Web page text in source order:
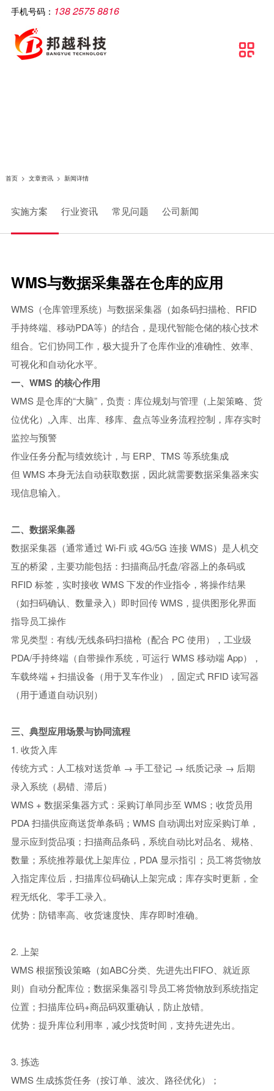
手机号码： 138 2575 8816
公司简介
关于邦越
智慧工厂
智慧工厂理论介绍
解决方案
制造执行系统解决方案
软件产品
移动生产报工系统
中小型企业MES系统
智能制造mes执行系统
车间生产管理MES系统
相关产品
智能打印机
服务支持
服务支持
文章资讯
实施方案
联系我们
联系方式

首页 > 文章资讯 > 新闻详情
实施方案 行业资讯 常见问题 公司新闻
WMS与数据采集器在仓库的应用
WMS（仓库管理系统）与数据采集器（如条码扫描枪、RFID
手持终端、移动PDA等）的结合，是现代智能仓储的核心技术
组合。它们协同工作，极大提升了仓库作业的准确性、效率、
可视化和自动化水平。
一、WMS 的核心作用
WMS 是仓库的“大脑”，负责： 库位规划与管理（上架策略、货
位优化）,入库、出库、移库、盘点等业务流程控制，库存实时
监控与预警
作业任务分配与绩效统计， 与 ERP、TMS 等系统集成
但 WMS 本身无法自动获取数据，因此就需要数据采集器来实
现信息输入。
二、数据采集器
数据采集器（通常通过 Wi-Fi 或 4G/5G 连接 WMS）是人机交
互的桥梁，主要功能包括： 扫描商品/托盘/容器上的条码或
RFID 标签，实时接收 WMS 下发的作业指令，将操作结果
（如扫码确认、数量录入）即时回传 WMS，提供图形化界面
指导员工操作
常见类型： 有线/无线条码扫描枪（配合 PC 使用），工业级
PDA/手持终端（自带操作系统，可运行 WMS 移动端 App），
车载终端 + 扫描设备（用于叉车作业），固定式 RFID 读写器
（用于通道自动识别）
三、典型应用场景与协同流程
1. 收货入库
传统方式：人工核对送货单 → 手工登记 → 纸质记录 → 后期
录入系统（易错、滞后）
WMS + 数据采集器方式： 采购订单同步至 WMS；收货员用
PDA 扫描供应商送货单条码；WMS 自动调出对应采购订单，
显示应到货品项；扫描商品条码，系统自动比对品名、规格、
数量；系统推荐最优上架库位，PDA 显示指引；员工将货物放
入指定库位后，扫描库位码确认上架完成；库存实时更新，全
程无纸化、零手工录入。
优势：防错率高、收货速度快、库存即时准确。
2. 上架
WMS 根据预设策略（如ABC分类、先进先出FIFO、就近原
则）自动分配库位； 数据采集器引导员工将货物放到系统指定
位置；扫描库位码+商品码双重确认，防止放错。
优势：提升库位利用率，减少找货时间，支持先进先出。
3. 拣选
WMS 生成拣货任务（按订单、波次、路径优化）；